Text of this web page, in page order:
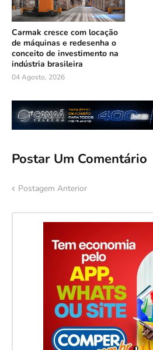
Carmak cresce com locação
de máquinas e redesenha o
conceito de investimento na
indústria brasileira
04 Agosto, 2026
Postar Um Comentário
Postagem Anterior